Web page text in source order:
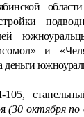
и
деньги
(30 октября